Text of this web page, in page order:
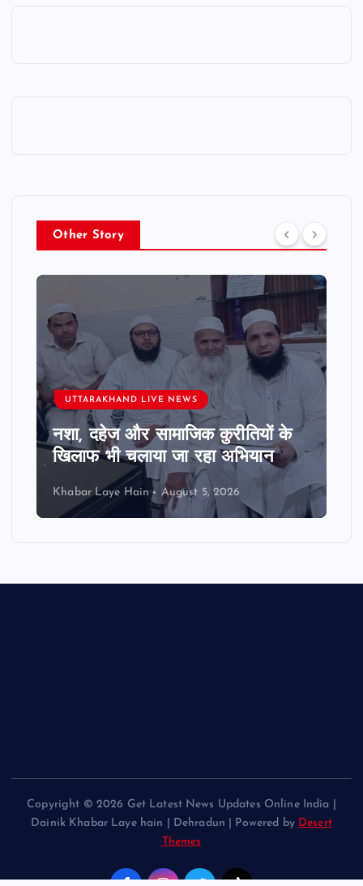
Other Story
UTTARAKHAND LIVE NEWS
नशा, दहेज और सामाजिक कुरीतियों के
खिलाफ भी चलाया जा रहा अभियान
Khabar Laye Hain August 5, 2026
Copyright © 2026 Get Latest News Updates Online India |
Dainik Khabar Laye hain | Dehradun | Powered by Desert
Themes